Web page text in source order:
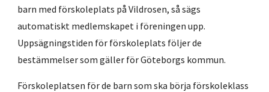
barn med förskoleplats på Vildrosen, så sägs
automatiskt medlemskapet i föreningen upp.
Uppsägningstiden för förskoleplats följer de
bestämmelser som gäller för Göteborgs kommun.
Förskoleplatsen för de barn som ska börja förskoleklass